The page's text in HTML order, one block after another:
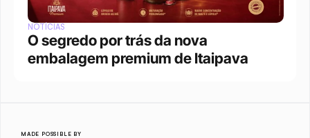
NOTÍCIAS
O segredo por trás da nova
embalagem premium de Itaipava
MADE POSSIBLE BY